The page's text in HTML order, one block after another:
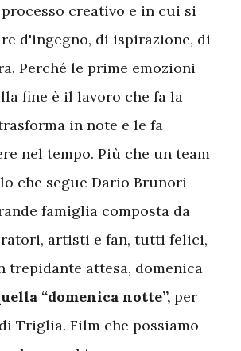
creativo e in cui si
d'ingegno, di ispirazione, di
Perché le prime emozioni
fine è il lavoro che fa la
in note e le fa
nel tempo. Più che un team
che segue Dario Brunori
famiglia composta da
artisti e fan, tutti felici,
trepidante attesa, domenica
“domenica notte”, per
Triglia. Film che possiamo